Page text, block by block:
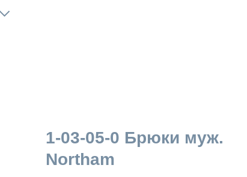
1-03-05-0 Брюки муж.
Northam